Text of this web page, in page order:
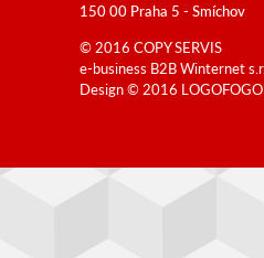
150 00 Praha 5 - Smíchov
© 2016 COPY SERVIS
e-business B2BWinternet
Design © 2016 LOGOFOGO